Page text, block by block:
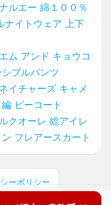
ルエー 綿１００％
ナイトウェア 上下
ム アンド キョウコ
ブルパンツ
イチャーズ キャメ
ピーコート
クオーレ 総アイレ
フレアースカート
ーポリシー